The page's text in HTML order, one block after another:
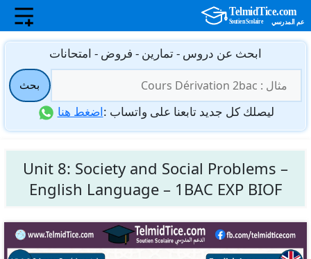
انتقل
المحتوى
ابحث عن دروس - تمارين - فروض - امتحانات
عن:
بحث
ليصلك كل جديد تابعنا على واتساب :اضغط هنا
Unit 8: Society and Social Problems –
English Language – 1BAC EXP BIOF